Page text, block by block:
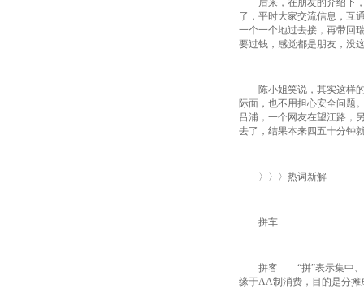
后来，在朋友的介绍下，
了，平时大家交流信息，互
一个一个地过去接，再带回
要过钱，感觉都是朋友，没
陈小姐笑说，其实这样的“
际面，也不用担心安全问题
吕浦，一个网友在望江路，
去了，结果本来四五十分钟
〉〉〉热词新解
拼车
拼客——“拼”表示集中、联
缘于AA制消费，目的是分摊